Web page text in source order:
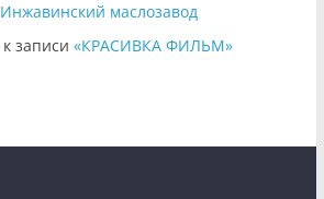
Инжавинский маслозавод
к записи «КРАСИВКА ФИЛЬМ»